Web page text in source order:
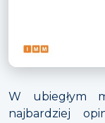
W ubiegłym
najbardziej